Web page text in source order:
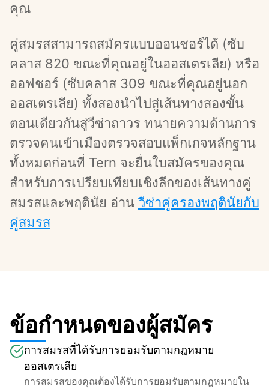
คุณ
คู่สมรสสามารถสมัครแบบออนชอร์ได้ (ซับ
คลาส 820 ขณะที่คุณอยู่ในออสเตรเลีย) หรือ
ออฟชอร์ (ซับคลาส 309 ขณะที่คุณอยู่นอก
ออสเตรเลีย) ทั้งสองนำไปสู่เส้นทางสองขั้น
ตอนเดียวกันสู่วีซ่าถาวร ทนายความด้านการ
ตรวจคนเข้าเมืองตรวจสอบแพ็กเกจหลักฐาน
ทั้งหมดก่อนที่ Tern จะยื่นใบสมัครของคุณ
สำหรับการเปรียบเทียบเชิงลึกของเส้นทางคู่
สมรสและพฤตินัย อ่าน วีซ่าคู่ครองพฤตินัยกับ
คู่สมรส
ข้อกำหนดของผู้สมัคร
การสมรสที่ได้รับการยอมรับตามกฎหมาย
ออสเตรเลีย
การสมรสของคุณต้องได้รับการยอมรับตามกฎหมายใน